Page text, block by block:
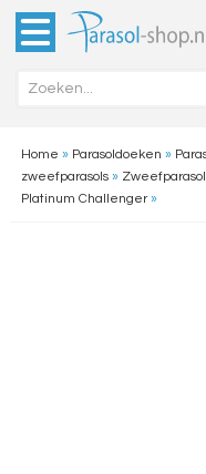
Home » Parasoldoeken »
zweefparasols»
Platinum Challenger»